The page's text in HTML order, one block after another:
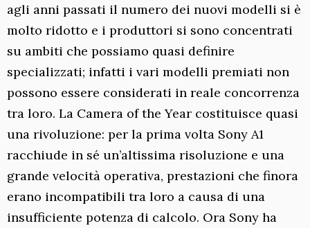
agli anni passati il numero dei nuovi modelli si è
molto ridotto e i produttori si sono concentrati
su ambiti che possiamo quasi definire
specializzati; infatti i vari modelli premiati non
possono essere considerati in reale concorrenza
tra loro. La Camera of the Year costituisce quasi
una rivoluzione: per la prima volta Sony A1
racchiude in sé un’altissima risoluzione e una
grande velocità operativa, prestazioni che finora
erano incompatibili tra loro a causa di una
insufficiente potenza di calcolo. Ora Sony ha